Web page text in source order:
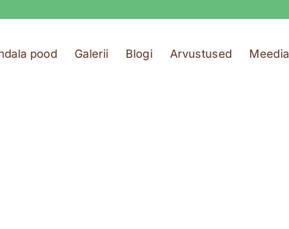
pood Galerii Blogi Arvustused Meedia